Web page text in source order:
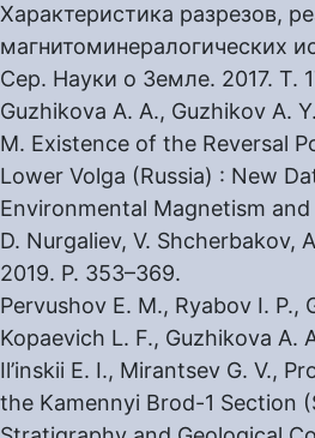
Характеристика разрезов,
магнитоминералогических
Сер. Науки о Земле. 2017. Т.
Guzhikova A. A., Guzhikov A.
M. Existence of the Reversal
Lower Volga (Russia) : New
Environmental Magnetism
D. Nurgaliev, V. Shcherbakov,
2019. P. 353–369.
Pervushov E. M., Ryabov I. P.,
Kopaevich L. F., Guzhikova A.
Il’inskii E. I., Mirantsev G. V.,
the Kamennyi Brod-1 Section